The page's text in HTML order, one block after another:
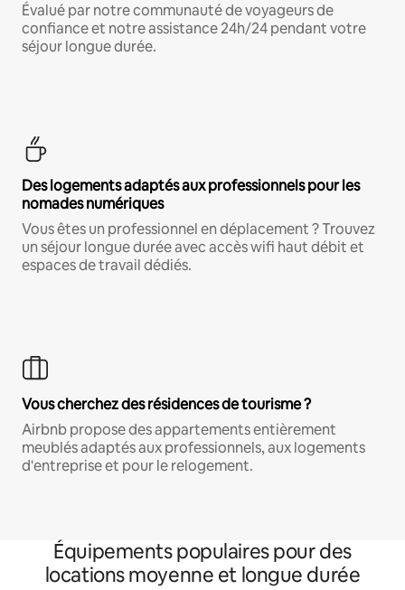
Évalué par notre communauté de voyageurs de
confiance et notre assistance 24h/24 pendant votre
séjour longue durée.
Des logements adaptés aux professionnels pour les
nomades numériques
Vous êtes un professionnel en déplacement ? Trouvez
un séjour longue durée avec accès wifi haut débit et
espaces de travail dédiés.
Vous cherchez des résidences de tourisme ?
Airbnb propose des appartements entièrement
meublés adaptés aux professionnels, aux logements
d'entreprise et pour le relogement.
Équipements populaires pour des
locations moyenne et longue durée